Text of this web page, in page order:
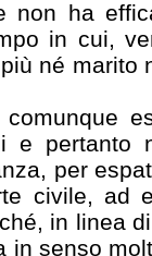
non ha
in cui,
né marito
e pertanto
per
civile, ad
in linea
in senso